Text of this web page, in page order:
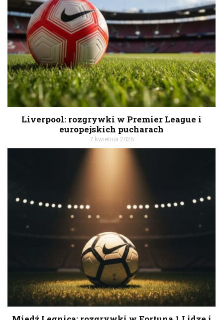
Liverpool: rozgrywki w Premier League i
europejskich pucharach
7 kwietnia 2026